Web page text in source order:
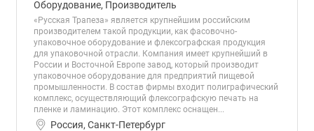
Оборудование, Производитель
«Русская Трапеза» является крупнейшим российским
производителем такой продукции, как фасовочно-
упаковочное оборудование и флексографская продукция
для упаковочной отрасли. Компания имеет крупнейший в
России и Восточной Европе завод, который производит
упаковочное оборудование для предприятий пищевой
промышленности. В состав фирмы входит полиграфический
комплекс, осуществляющий флексографскую печать на
пленке и ламинацию. Этот комплекс оснащен...
Россия, Санкт-Петербург